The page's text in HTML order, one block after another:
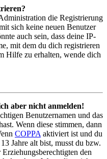
die Registrierung
sich keine neuen Benutzer
auch sein, dass deine IP-
mit dem du dich registrieren
Hilfe zu erhalten, wende dich
aber nicht anmelden!
Benutzernamen und das
Wenn diese stimmen, dann
COPPA aktiviert ist und du
Jahre alt bist, musst du bzw.
den